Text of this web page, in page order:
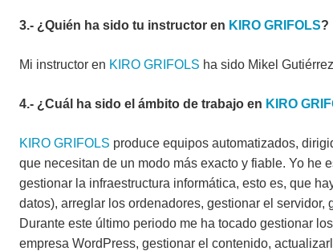
3.- ¿Quién ha sido tu instructor en KIRO GRIFOLS?
Mi instructor en KIRO GRIFOLS ha sido Mikel
4.- ¿Cuál ha sido el ámbito de trabajo en KIRO
KIRO GRIFOLS produce equipos automatizados,
que necesitan de un modo más exacto y fiable. Yo he
gestionar la infraestructura informática, esto es, que
datos), arreglar los ordenadores, gestionar el
Durante este último periodo me ha tocado gestionar
empresa WordPress, gestionar el contenido,